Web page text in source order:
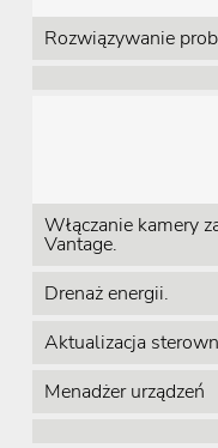
Rozwiązywanie
Włączanie kamery
Vantage.
Drenaż energii.
Aktualizacja
Menadżer urządzeń